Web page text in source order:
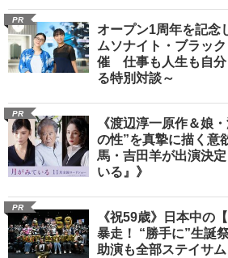
PR
オープン1周年を記念
ムソナイト・ブラッ
催 仕事も人生も自分
る特別対談～
PR
《渡辺淳一原作＆娘
の性”を真摯に描く意
馬・吉田羊が出演決
いる』》
PR
《祝59歳》日本中の
暴走！ “勝手に”生誕
助演も全部ステイサム